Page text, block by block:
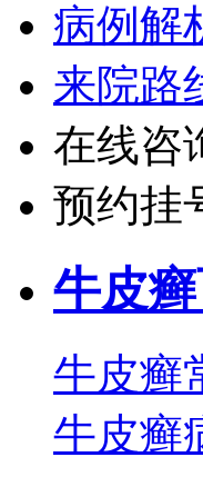
病例解
来院路
在线咨
预约挂
牛皮
牛皮癣
牛皮癣